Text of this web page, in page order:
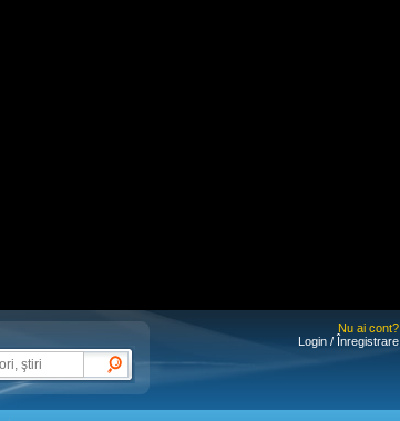
Nu ai cont?
Login / Înregistrare